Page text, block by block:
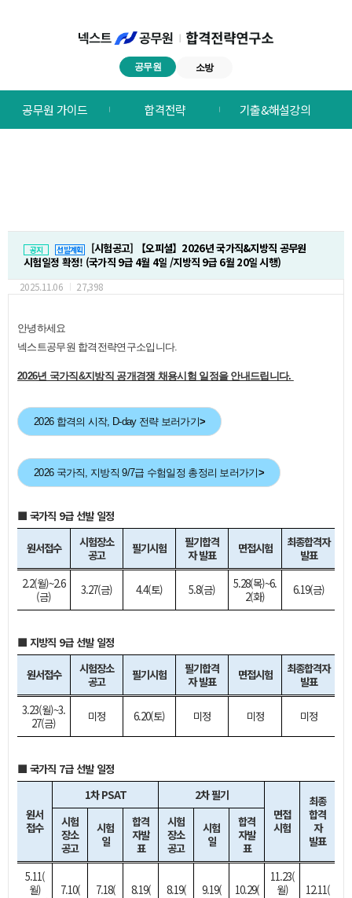
공무원 소방
합격전략연구소
메뉴
공무원 가이드 합격전략 기출&해설강의
공지 선발계획 [시험공고]
【오피셜】2026년 국가직&지방직 공무원
시험일정 확정! (국가직 9급 4월 4일 /지방직 9급 6월 20일 시행)
2025.11.06 27,398
안녕하세요
넥스트공무원 합격전략연구소입니다.
2026년 국가직&지방직 공개경쟁 채용시험 일정을 안내드립니다.
2026 합격의 시작, D-day 전략 보러가기>
2026 국가직, 지방직 9/7급 수험일정 총정리 보러가기>
■ 국가직 9급 선발 일정
원서접수
시험장소
공고
필기시험
필기합격
자 발표
면접시험
최종합격자
발표
2.2(월)~2.6
(금)
3.27(금) 4.4(토) 5.8(금)
5.28(목)~6.
2(화)
6.19(금)
■ 지방직 9급 선발 일정
원서접수
시험장소
공고
필기시험
필기합격
자 발표
면접시험
최종합격자
발표
3.23(월)~3.
27(금)
미정 6.20(토) 미정 미정 미정
■ 국가직 7급 선발 일정
원서
접수
1차 PSAT
2차 필기
면접
시험
최종
합격
자
발표
시험
장소
공고
시험
일
합격
자발
표
시험
장소
공고
시험
일
합격
자발
표
5.11(
월)
7.10(
7.18(
8.19(
8.19(
9.19(
10.29(
11.23(
월)
12.11(